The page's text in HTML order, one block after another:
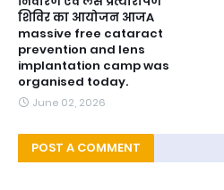
शिविर का आयोजन आजA
massive free cataract
prevention and lens
implantation camp was
organised today.
June 02, 2026
POST A COMMENT